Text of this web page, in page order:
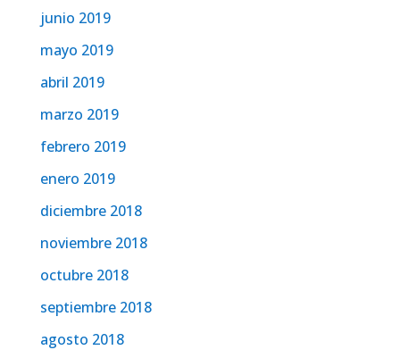
junio 2019
mayo 2019
abril 2019
marzo 2019
febrero 2019
enero 2019
diciembre 2018
noviembre 2018
octubre 2018
septiembre 2018
agosto 2018